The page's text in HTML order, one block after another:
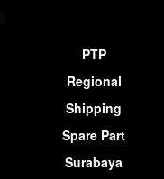
PTP
Regional
Shipping
Spare Part
Surabaya